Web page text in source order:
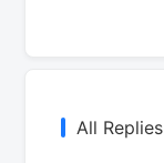
All Replies